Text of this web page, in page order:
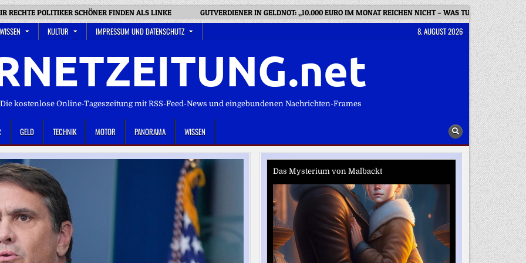
RECHTE POLITIKER SCHÖNER FINDEN ALS LINKE GUTVERDIENER IN GELDNOT: „10.000 EURO IM MONAT REICHEN NICHT – WAS TUN?“ WIE
KULTUR IMPRESSUM UND DATENSCHUTZ 8. AUGUST 2026
kostenlose Online-Tageszeitung mit RSS-Feed-News und eingebundenen Nachrichten-Frames
GELD TECHNIK MOTOR PANORAMA WISSEN
Das Mysterium von Malbackt